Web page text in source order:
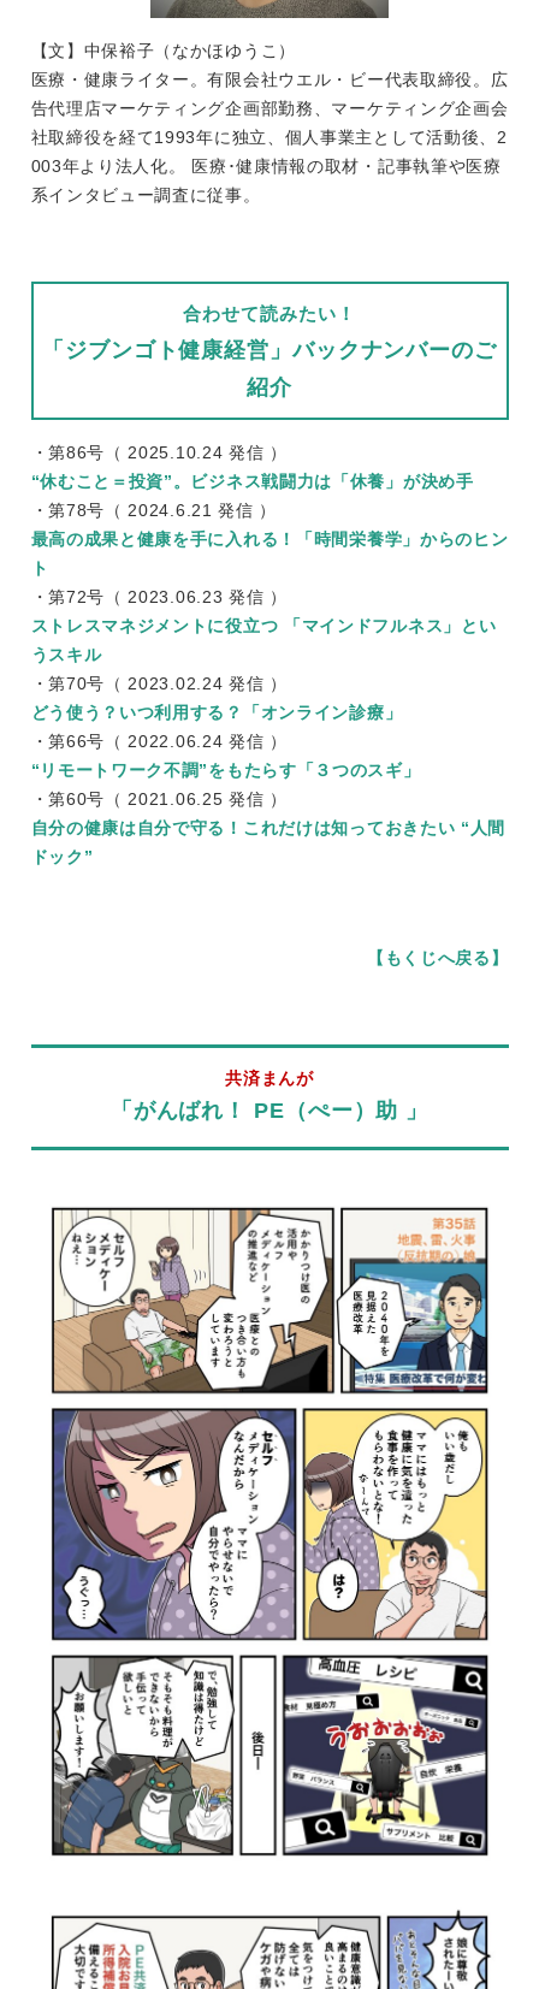
【文】中保裕子（なかほゆうこ）
医療・健康ライター。有限会社ウエル・ビー代表取締役。広
告代理店マーケティング企画部勤務、マーケティング企画会
社取締役を経て1993年に独立、個人事業主として活動後、2
003年より法人化。 医療･健康情報の取材・記事執筆や医療
系インタビュー調査に従事。
合わせて読みたい！
「ジブンゴト健康経営」バックナンバーのご
紹介
・第86号（ 2025.10.24 発信 ）
“休むこと＝投資”。ビジネス戦闘力は「休養」が決め手
・第78号（ 2024.6.21 発信 ）
最高の成果と健康を手に入れる！「時間栄養学」からのヒン
ト
・第72号（ 2023.06.23 発信 ）
ストレスマネジメントに役立つ 「マインドフルネス」とい
うスキル
・第70号（ 2023.02.24 発信 ）
どう使う？いつ利用する？「オンライン診療」
・第66号（ 2022.06.24 発信 ）
“リモートワーク不調”をもたらす「３つのスギ」
・第60号（ 2021.06.25 発信 ）
自分の健康は自分で守る！これだけは知っておきたい “人間
ドック”
【もくじへ戻る】
共済まんが
「がんばれ！ PE（ぺー）助 」